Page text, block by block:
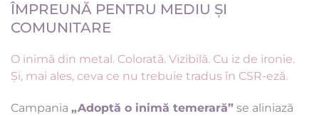
ÎMPREUNĂ PENTRU MEDIU ȘI
COMUNITARE
O inimă din metal. Colorată. Vizibilă. Cu iz de ironie.
Și, mai ales, ceva ce nu trebuie tradus în CSR-eză.
Campania „Adoptă o inimă temerară” se aliniază